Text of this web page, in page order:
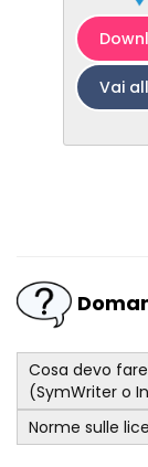
Vai
Cosa devo
(SymWriter o
Norme sulle